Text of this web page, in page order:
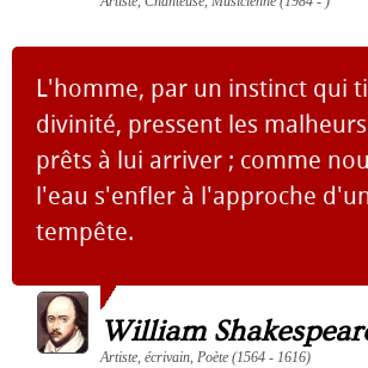
L'homme, par un instinct qui
divinité, pressent les
prêts à lui arriver ; comme
l'eau s'enfler à l'approche
tempête.
William
Artiste, écrivain, Poète (1564 - 1616)